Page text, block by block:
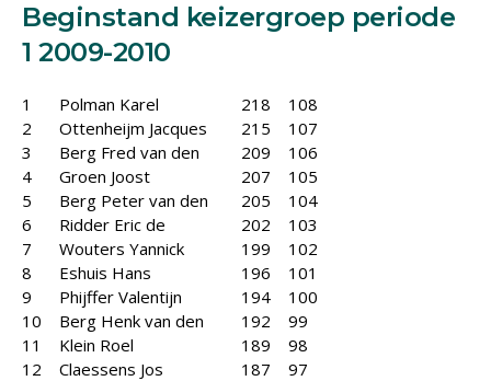
Beginstand keizergroep periode
1 2009-2010
1 Polman Karel 218 108
2
Ottenheijm Jacques 215 107
3
Berg Fred van den 209 106
4
Groen Joost 207 105
5
Berg Peter van den 205 104
6
Ridder Eric de 202 103
7
Wouters Yannick 199 102
8
Eshuis Hans 196 101
9
Phijffer Valentijn 194 100
10 Berg Henk van den 192 99
11 Klein Roel 189 98
12 Claessens Jos 187 97